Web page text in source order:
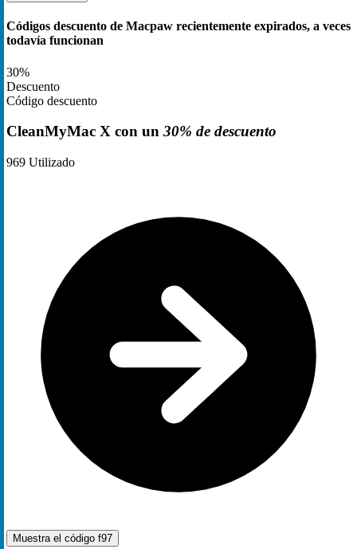
Códigos descuento de Macpaw recientemente expirados, a veces
todavía funcionan
30%
Descuento
Código descuento
CleanMyMac X con un 30% de descuento
969 Utilizado
Muestra el código f97